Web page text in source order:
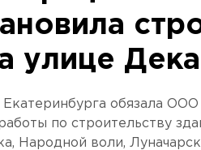
улице
обязала
по строительству
Народной воли,